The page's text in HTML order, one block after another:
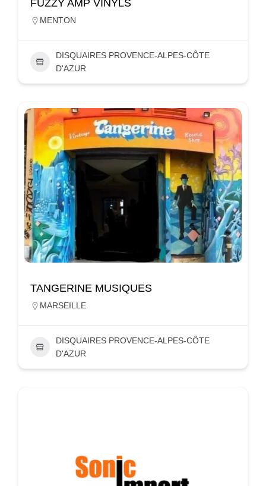
FUZZY AMP VINYLS
MENTON
DISQUAIRES PROVENCE-ALPES-CÔTE
D'AZUR
TANGERINE MUSIQUES
MARSEILLE
DISQUAIRES PROVENCE-ALPES-CÔTE
D'AZUR